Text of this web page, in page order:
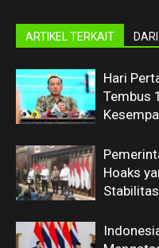
ARTIKEL TERKAIT
Hari
Tembus
Hoaks